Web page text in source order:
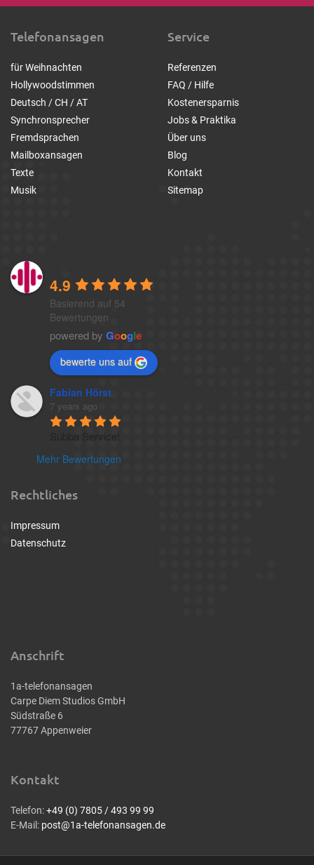
Telefonansagen
für Weihnachten
Hollywoodstimmen
Deutsch / CH / AT
Synchronsprecher
Fremdsprachen
Mailboxansagen
Texte
Musik
4.9
Basierend auf 54
Bewertungen
powered by Google
bewerte uns auf
Fabian Hörst
7 years ago
Mehr Bewertungen
Service
Referenzen
FAQ / Hilfe
Kostenersparnis
Jobs & Praktika
Über uns
Blog
Kontakt
Sitemap
Rechtliches
Impressum
Datenschutz
Anschrift
1a-telefonansagen
Carpe Diem Studios GmbH
Südstraße 6
77767 Appenweier
Kontakt
Telefon:+49 (0) 7805 / 493 99 99
E-Mail: post@1a-telefonansagen.de